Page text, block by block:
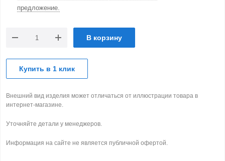
предложение.
В корзину
Купить в 1 клик
Внешний вид изделия может отличаться от иллюстрации товара в
интернет-магазине.
Уточняйте детали у менеджеров.
Информация на сайте не является публичной офертой.